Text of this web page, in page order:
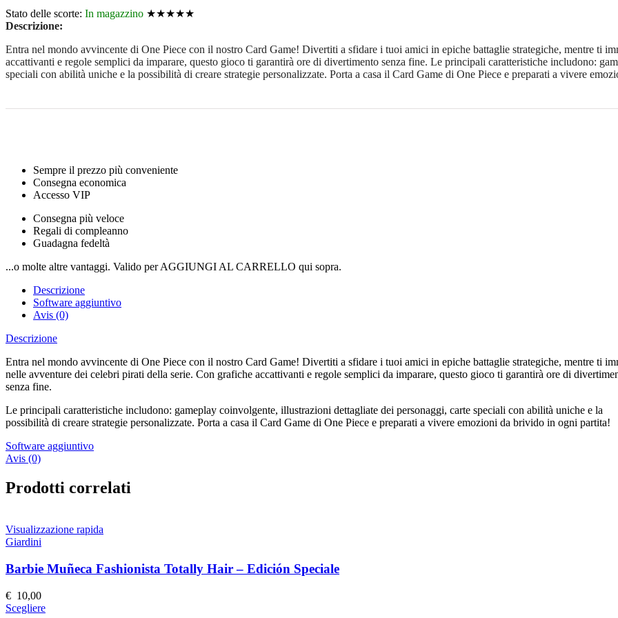
Stato delle scorte: In magazzino ★★★★★
Descrizione:
Entra nel mondo avvincente di One Piece con il nostro Card Game! Divertiti a sfidare i tuoi amici in epiche battaglie strategiche, mentre ti
accattivanti e regole semplici da imparare, questo gioco ti garantirà ore di divertimento senza fine. Le principali caratteristiche includono:
speciali con abilità uniche e la possibilità di creare strategie personalizzate. Porta a casa il Card Game di One Piece e preparati a vivere
Sempre il prezzo più conveniente
Consegna economica
Accesso VIP
Consegna più veloce
Regali di compleanno
Guadagna fedeltà
...o molte altre vantaggi. Valido per AGGIUNGI AL CARRELLO qui sopra.
Descrizione
Software aggiuntivo
Avis (0)
Descrizione
Entra nel mondo avvincente di One Piece con il nostro Card Game! Divertiti a sfidare i tuoi amici in epiche battaglie strategiche, mentre ti
nelle avventure dei celebri pirati della serie. Con grafiche accattivanti e regole semplici da imparare, questo gioco ti garantirà ore di
senza fine.
Le principali caratteristiche includono: gameplay coinvolgente, illustrazioni dettagliate dei personaggi, carte speciali con abilità uniche e la
possibilità di creare strategie personalizzate. Porta a casa il Card Game di One Piece e preparati a vivere emozioni da brivido in ogni partita!
Software aggiuntivo
Avis (0)
Prodotti correlati
Visualizzazione rapida
Giardini
Barbie Muñeca Fashionista Totally Hair – Edición Speciale
€ 10,00
ScegliereQuesto